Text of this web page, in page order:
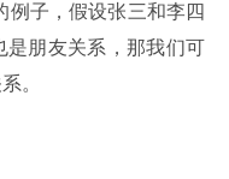
例子，假设张三和李四
是朋友关系，那我们可
。